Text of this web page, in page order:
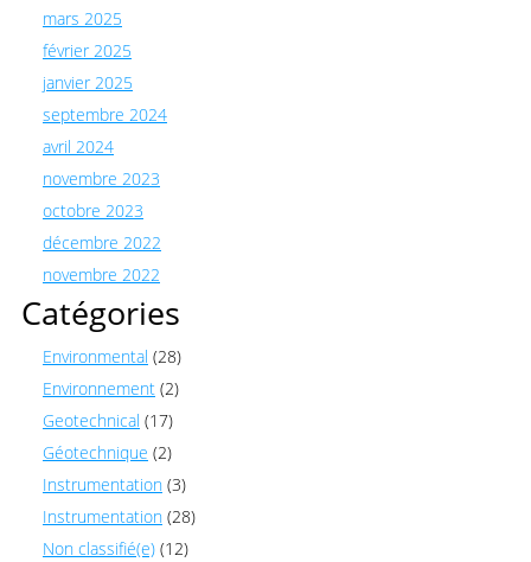
mars 2025
février 2025
janvier 2025
septembre 2024
avril 2024
novembre 2023
octobre 2023
décembre 2022
novembre 2022
Catégories
Environmental (28)
Environnement (2)
Geotechnical (17)
Géotechnique (2)
Instrumentation (3)
Instrumentation (28)
Non classifié(e) (12)